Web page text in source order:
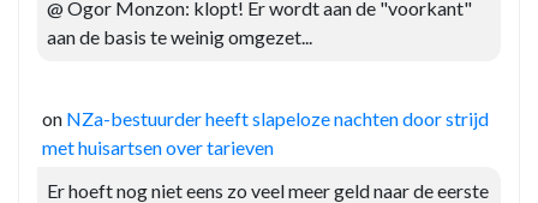
@ Ogor Monzon: klopt! Er wordt aan de "voorkant"
aan de basis te weinig omgezet...
on NZa-bestuurder heeft slapeloze nachten door strijd
met huisartsen over tarieven
Er hoeft nog niet eens zo veel meer geld naar de eerste